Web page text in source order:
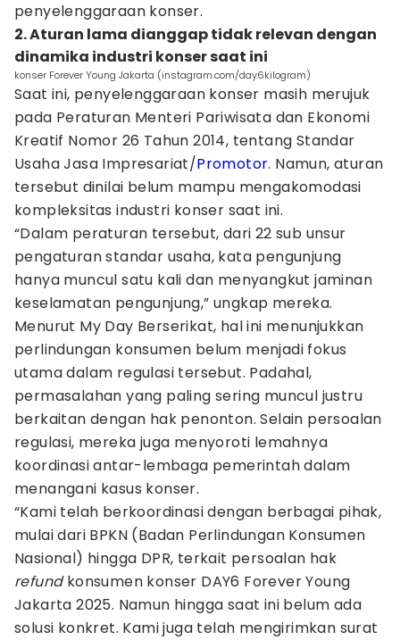
penyelenggaraan konser.
2. Aturan lama dianggap tidak relevan dengan
dinamika industri konser saat ini
konser Forever Young Jakarta (instagram.com/day6kilogram)
Saat ini, penyelenggaraan konser masih merujuk
pada Peraturan Menteri Pariwisata dan Ekonomi
Kreatif Nomor 26 Tahun 2014, tentang Standar
Usaha Jasa Impresariat/Promotor. Namun, aturan
tersebut dinilai belum mampu mengakomodasi
kompleksitas industri konser saat ini.
“Dalam peraturan tersebut, dari 22 sub unsur
pengaturan standar usaha, kata pengunjung
hanya muncul satu kali dan menyangkut jaminan
keselamatan pengunjung,” ungkap mereka.
Menurut My Day Berserikat, hal ini menunjukkan
perlindungan konsumen belum menjadi fokus
utama dalam regulasi tersebut. Padahal,
permasalahan yang paling sering muncul justru
berkaitan dengan hak penonton. Selain persoalan
regulasi, mereka juga menyoroti lemahnya
koordinasi antar-lembaga pemerintah dalam
menangani kasus konser.
“Kami telah berkoordinasi dengan berbagai pihak,
mulai dari BPKN (Badan Perlindungan Konsumen
Nasional) hingga DPR, terkait persoalan hak
refundkonsumen konser DAY6 Forever Young
Jakarta 2025. Namun hingga saat ini belum ada
solusi konkret. Kami juga telah mengirimkan surat